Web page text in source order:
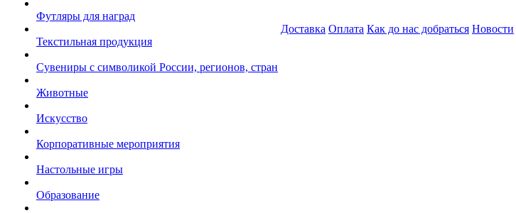
Футляры для наград
Текстильная продукция
Сувениры с символикой России, регионов, стран
Животные
Искусство
Корпоративные мероприятия
Настольные игры
Образование
Доставка Оплата Как до нас добраться Новости